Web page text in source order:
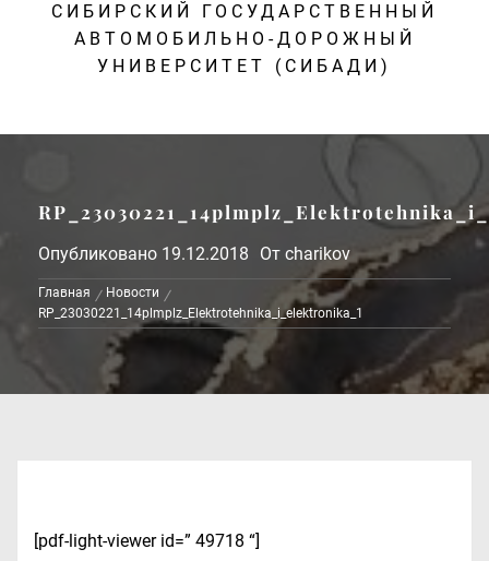
СИБИРСКИЙ ГОСУДАРСТВЕННЫЙ
АВТОМОБИЛЬНО-ДОРОЖНЫЙ
УНИВЕРСИТЕТ (СИБАДИ)
Опубликовано 19.12.2018 От charikov
Главная
Новости
RP_23030221_14plmplz_Elektrotehnika_i_elektronika_1
[pdf-light-viewer id=” 49718 “]